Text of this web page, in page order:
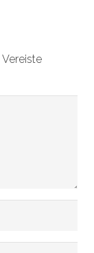
Vereiste